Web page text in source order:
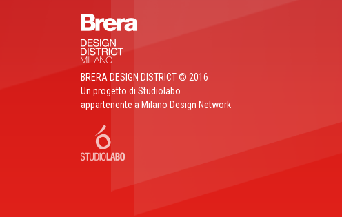
BRERA DESIGN DISTRICT © 2016
Un progetto di Studiolabo
appartenente a Milano Design Network